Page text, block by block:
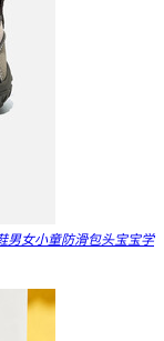
男女小童防滑包头宝宝学